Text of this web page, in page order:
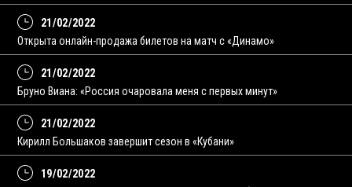
21/02/2022
Открыта онлайн-продажа билетов на матч с «Динамо»
21/02/2022
Бруно Виана: «Россия очаровала меня с первых минут»
21/02/2022
Кирилл Большаков завершит сезон в «Кубани»
19/02/2022